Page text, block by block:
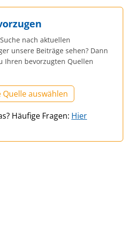
nach aktuellen
unsere Beiträge sehen? Dann
Ihren bevorzugten Quellen
auswählen
Häufige Fragen: Hier